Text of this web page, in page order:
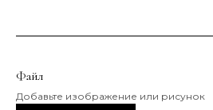
Файл
Добавьте изображение или рисунок